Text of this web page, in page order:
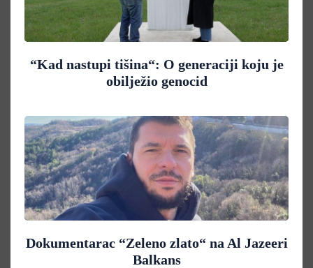
“Kad nastupi tišina“: O generaciji koju je
obilježio genocid
Dokumentarac “Zeleno zlato“ na Al Jazeeri
Balkans